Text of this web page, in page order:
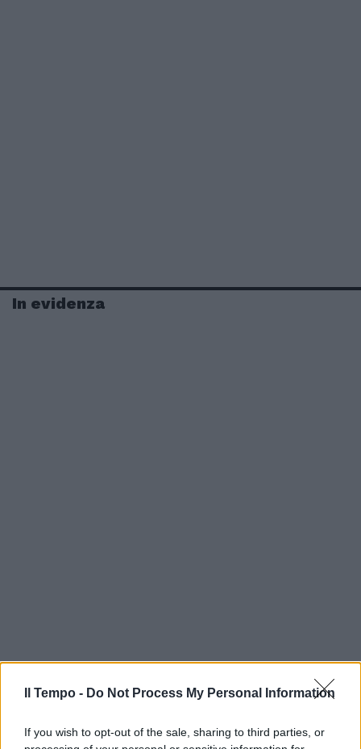
Il Tempo - Do Not Process My Personal Information
If you wish to opt-out of the sale, sharing to third parties, or
In evidenza